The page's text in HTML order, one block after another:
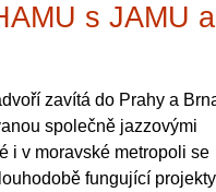
s JAMU a
zavítá do Prahy a
společně jazzovými
i v moravské metropoli se
fungující projekty
hrami v Brně:
automaty
pro zajímavé památky,
a univerzity. Mimo jiné je
legálně a bezpečně
V neustále kvetoucí
širokou nabídku her od